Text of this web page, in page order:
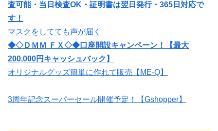
査可能・当日検査OK・証明書は翌日発行・365日対応で
す！
マスクをしてても声が届く
◆◇ＤＭＭ ＦＸ◇◆口座開設キャンペーン！【最大
200,000円キャッシュバック】
オリジナルグッズ簡単に作れて販売【ME-Q】
3周年記念スーパーセール開催予定！【Gshopper】